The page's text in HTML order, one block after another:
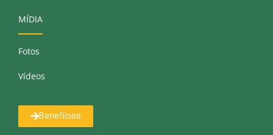
MÍDIA
Fotos
Vídeos
Benefícios